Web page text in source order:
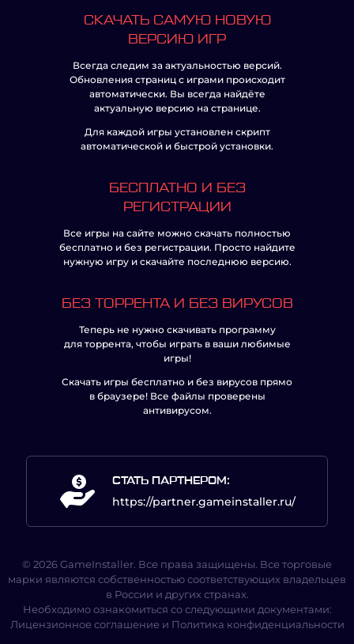
СКАЧАТЬ САМУЮ НОВУЮ
ВЕРСИЮ ИГР
Всегда следим за актуальностью версий.
Обновления страниц с играми происходит
автоматически. Вы всегда найдёте
актуальную версию на странице.
Для каждой игры установлен скрипт
автоматической и быстрой установки.
БЕСПЛАТНО И БЕЗ
РЕГИСТРАЦИИ
Все игры на сайте можно скачать полностью
бесплатно и без регистрации. Просто найдите
нужную игру и скачайте последнюю версию.
БЕЗ ТОРРЕНТА И БЕЗ ВИРУСОВ
Теперь не нужно скачивать программу
для торрента, чтобы играть в ваши любимые
игры!
Скачать игры бесплатно и без вирусов прямо
в браузере! Все файлы проверены
антивирусом.
СТАТЬ ПАРТНЕРОМ:
https://partner.gameinstaller.ru/
© 2026 GameInstaller. Все права защищены. Все торговые
марки являются собственностью соответствующих владельцев
в России и других странах.
Необходимо ознакомиться со следующими документами:
Лицензионное соглашение и Политика конфиденциальности